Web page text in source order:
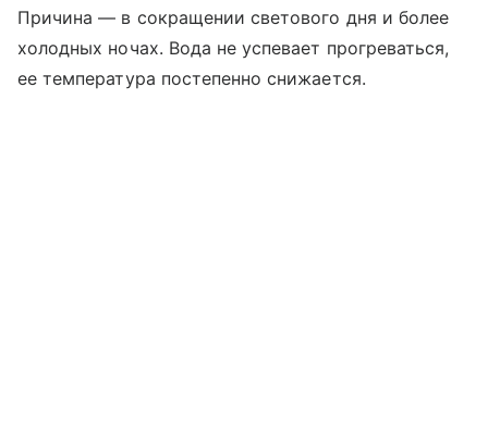
Причина — в сокращении светового дня и более
холодных ночах. Вода не успевает прогреваться,
ее температура постепенно снижается.